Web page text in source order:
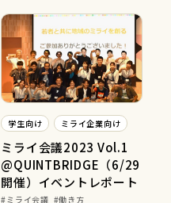
学生向け ミライ企業向け
ミライ会議2023 Vol.1
@QUINTBRIDGE（6/29
開催）イベントレポート
ミライ会議
働き方